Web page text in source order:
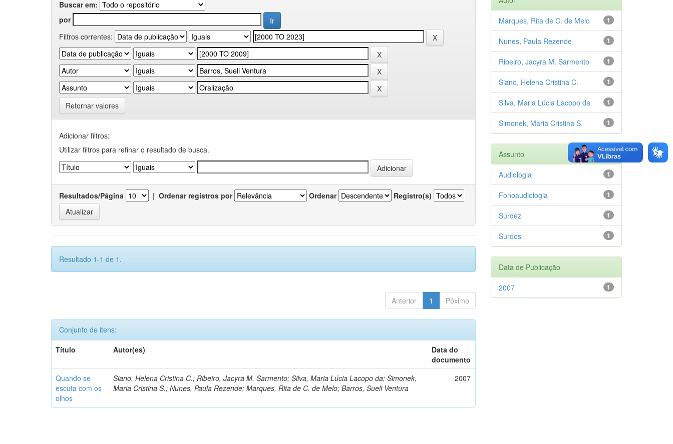
Buscar em:
por
Filtros correntes:
Retornar valores
Adicionar filtros:
Utilizar filtros para refinar o resultado de busca.
Resultados/Página | Ordenar registros por Ordenar Registro(s)
Resultado 1-1 de 1.
Anterior 1 Póximo
Conjunto de itens:
Título
Autor(es)
Data do
documento
Quando se
escuta com os
olhos
Siano, Helena Cristina C.; Ribeiro, Jacyra M. Sarmento; Silva, Maria Lúcia Lacopo da; Simonek,
Maria Cristina S.; Nunes, Paula Rezende; Marques, Rita de C. de Melo; Barros, Sueli Ventura
2007
1
Marques, Rita de C. de Melo
1
Nunes, Paula Rezende
1
Ribeiro, Jacyra M. Sarmento
1
Siano, Helena Cristina C.
1
Silva, Maria Lúcia Lacopo da
1
Simonek, Maria Cristina S.
Assunto
1
Audiologia
1
Fonoaudiologia
1
Surdez
1
Surdos
Data de Publicação
1
2007